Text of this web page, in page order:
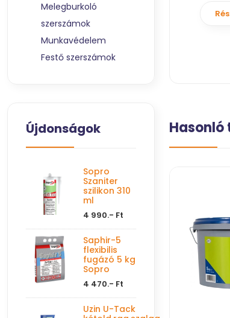
Hasonló
Melegburkoló
szerszámok
Munkavédelem
Festő szerszámok
Újdonságok
Sopro
Szaniter
szilikon 310
ml
4 990.- Ft
Saphir-5
flexibilis
fugázó 5 kg
Sopro
4 470.- Ft
Uzin U-Tack